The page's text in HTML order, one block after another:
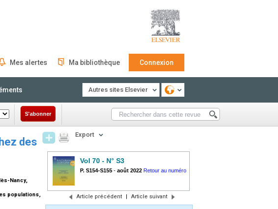
Mes alertes Ma bibliothèque Connexion
Autres sites Elsevier
S'abonner
des
Nancy,
populations,
Export
Vol 70 - N° S3
P. S154-S155 - août 2022 Retour au numéro
Article précédent | Article suivant